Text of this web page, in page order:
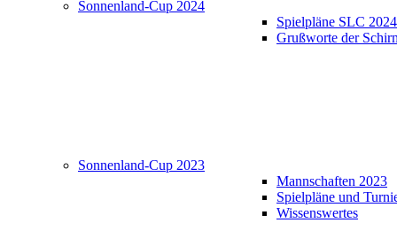
Sonnenland-Cup 2024
Spielpläne SLC 2024
Grußworte der
Sonnenland-Cup 2023
Mannschaften 2023
Spielpläne und
Wissenswertes